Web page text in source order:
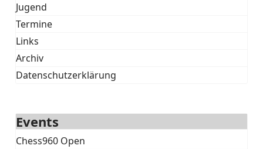
Jugend
Termine
Links
Archiv
Datenschutzerklärung
Events
Chess960 Open